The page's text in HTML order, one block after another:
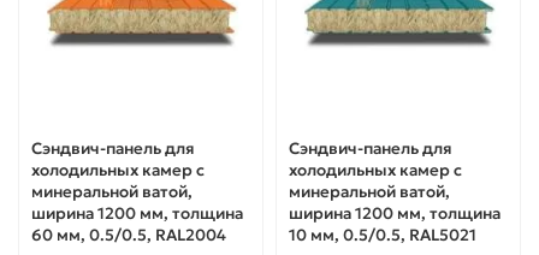
Сэндвич-панель для
холодильных камер с
минеральной ватой,
ширина 1200 мм, толщина
60 мм, 0.5/0.5, RAL2004
Сэндвич-панель для
холодильных камер с
минеральной ватой,
ширина 1200 мм, толщина
10 мм, 0.5/0.5, RAL5021